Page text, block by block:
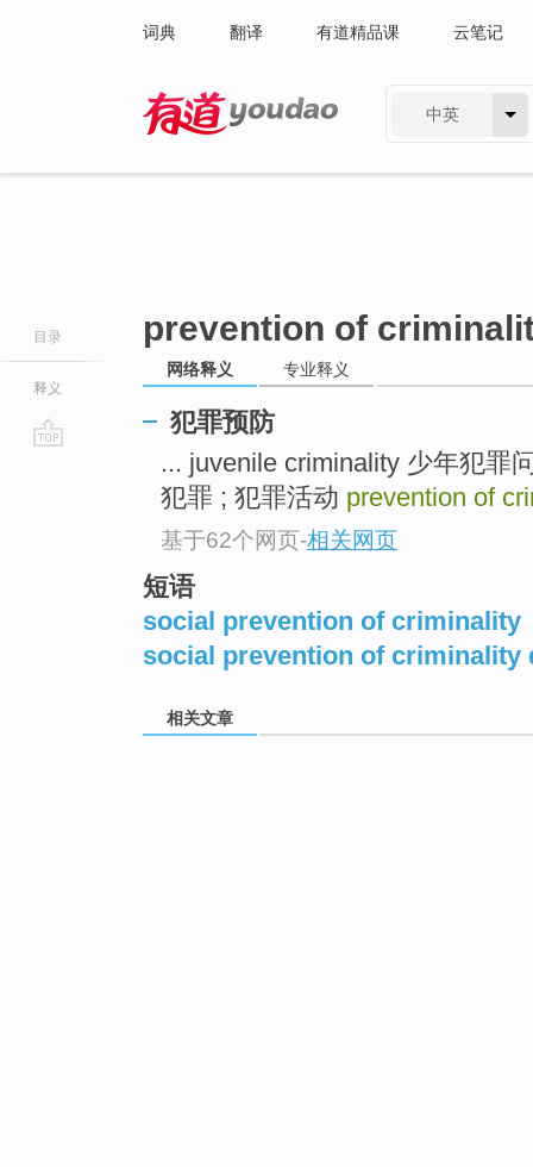
词典 翻译 有道精品课 云笔记
中英
目录
释义
prevention of
网络释义 专业释义
犯罪预防
... juvenile criminality 少年犯罪
犯罪 ; 犯罪活动 prevention of
基于62个网页-相关网页
短语
social prevention of criminality
social prevention of criminality
相关文章